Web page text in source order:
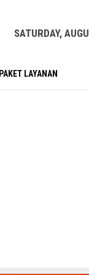
SATURDAY,
PAKET LAYANAN